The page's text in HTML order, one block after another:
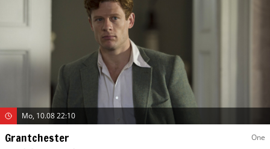
Mo, 10.08 22:10
Grantchester One